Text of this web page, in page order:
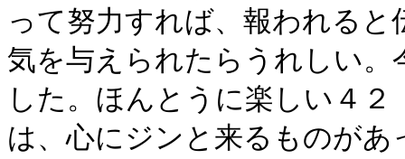
って努力すれば、報われる
気を与えられたらうれしい
した。ほんとうに楽しい４
は、心にジンと来るものがあ